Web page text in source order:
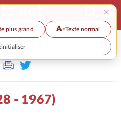
×
plus grand A-Texte normal
- 1967)